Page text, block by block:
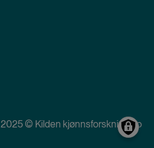
2025 © Kilden kjønnsforskning.no